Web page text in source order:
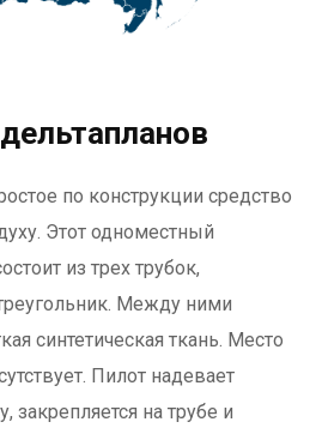
по конструкции средство
Этот одноместный
из трех трубок,
Между ними
синтетическая ткань. Место
Пилот надевает
закрепляется на трубе и